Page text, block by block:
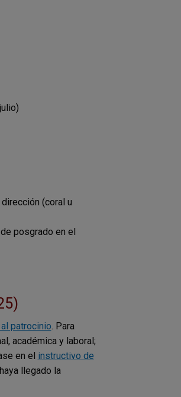
(coral u
posgrado en el
patrocinio. Para
académica y laboral;
en el instructivo de
llegado la